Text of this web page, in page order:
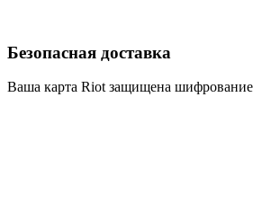
Безопасная доставка
Ваша карта Riot защищена